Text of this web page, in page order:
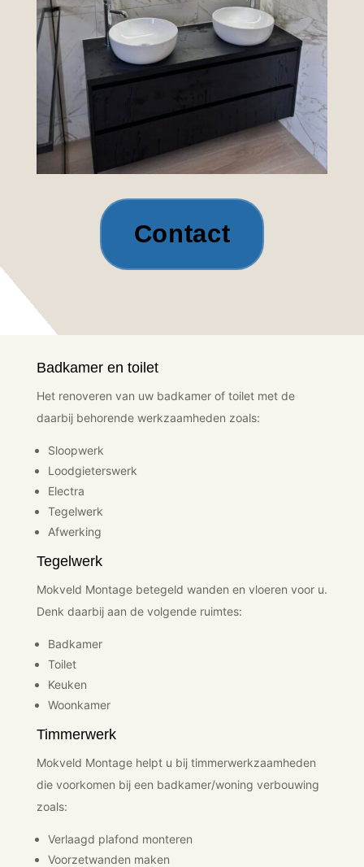
Contact
Badkamer en toilet
Het renoveren van uw badkamer of toilet met de
daarbij behorende werkzaamheden zoals:
Sloopwerk
Loodgieterswerk
Electra
Tegelwerk
Afwerking
Tegelwerk
Mokveld Montage betegeld wanden en vloeren voor u.
Denk daarbij aan de volgende ruimtes:
Badkamer
Toilet
Keuken
Woonkamer
Timmerwerk
Mokveld Montage helpt u bij timmerwerkzaamheden
die voorkomen bij een badkamer/woning verbouwing
zoals:
Verlaagd plafond monteren
Voorzetwanden maken